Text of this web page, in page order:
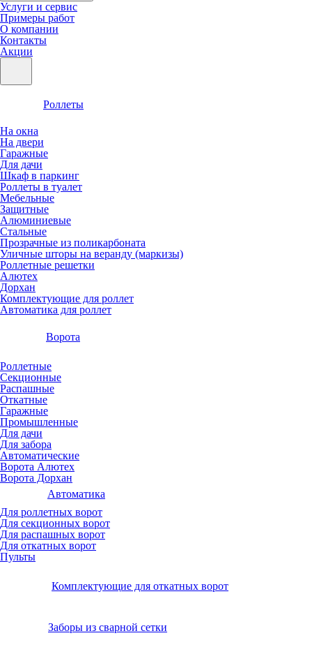
Услуги и сервис
Примеры работ
О компании
Контакты
Акции
Роллеты
На окна
На двери
Гаражные
Для дачи
Шкаф в паркинг
Роллеты в туалет
Мебельные
Защитные
Алюминиевые
Стальные
Прозрачные из поликарбоната
Уличные шторы на веранду (маркизы)
Роллетные решетки
Алютех
Дорхан
Комплектующие для роллет
Автоматика для роллет
Ворота
Роллетные
Секционные
Распашные
Откатные
Гаражные
Промышленные
Для дачи
Для забора
Автоматические
Ворота Алютех
Ворота Дорхан
Автоматика
Для роллетных ворот
Для секционных ворот
Для распашных ворот
Для откатных ворот
Пульты
Комплектующие для откатных ворот
Заборы из сварной сетки